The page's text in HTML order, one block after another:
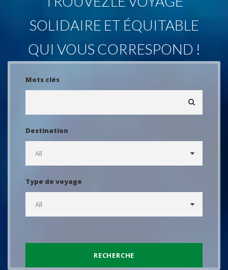
SOLIDAIRE ET ÉQUITABLE
QUI VOUS CORRESPOND !
Mots clés
Destination
Type de voyage